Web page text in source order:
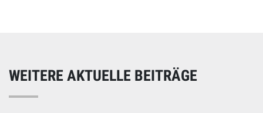
WEITERE AKTUELLE BEITRÄGE